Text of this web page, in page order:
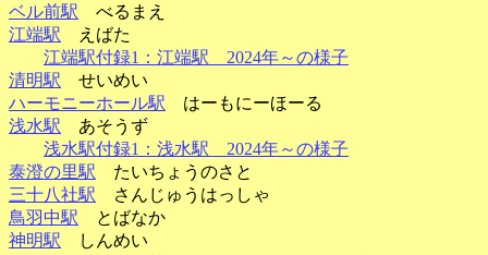
ベル前駅 べるまえ
江端駅 えばた
江端駅付録1：江端駅 2024年～の様子
清明駅 せいめい
ハーモニーホール駅 はーもにーほーる
浅水駅 あそうず
浅水駅付録1：浅水駅 2024年～の様子
泰澄の里駅 たいちょうのさと
三十八社駅 さんじゅうはっしゃ
鳥羽中駅 とばなか
神明駅 しんめい